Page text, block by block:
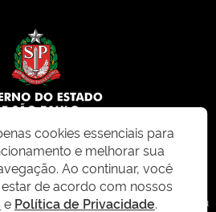
Todos os direitos reservados.
incluindo textos, imagens e design, são
não podem ser reproduzidos, distribuídos ou
cookies essenciais para
e melhorar sua
Ao continuar, você
de acordo com nossos
e Política de Privacidade.